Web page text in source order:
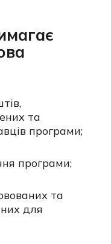
та
програми;
програми;
та
для